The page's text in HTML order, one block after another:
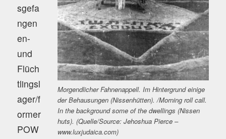
Morgendlicher Fahnenappell. Im Hintergrund einige
der Behausungen (Nissenhütten). /Morning roll call.
In the background some of the dwellings (Nissen
huts). (Quelle/Source: Jehoshua Pierce –
www.luxjudaica.com)
sgefa
ngen
en-
und
Flüch
tlingsl
ager/f
ormer
POW